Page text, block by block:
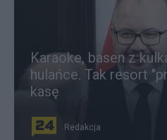
Karaoke, basen z
hulańce. Tak resort
kasę
Redakcja